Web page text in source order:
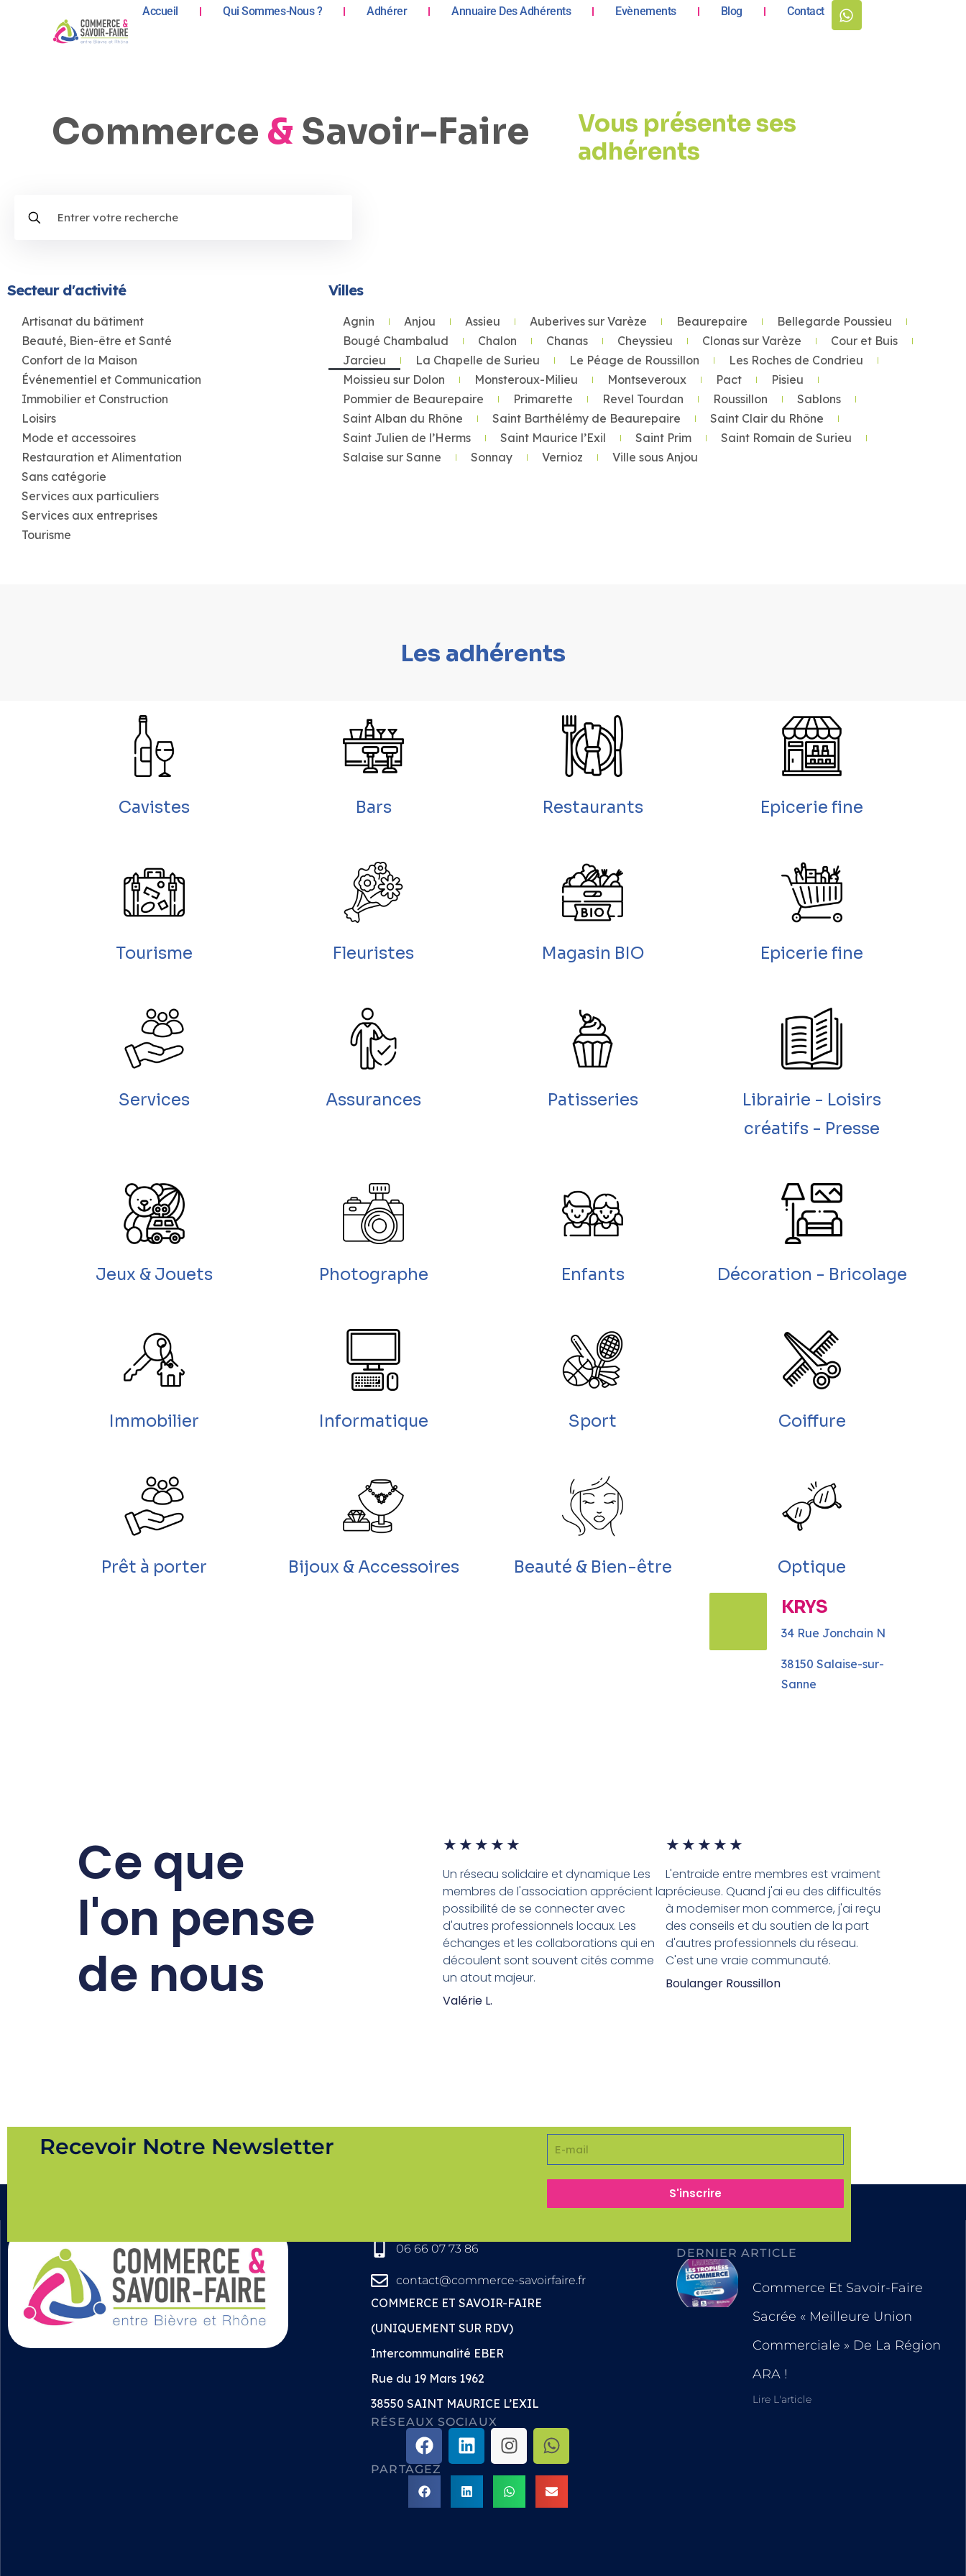
Accueil Qui Sommes-Nous ? Adhérer Annuaire Des Adhérents Evènements Blog Contact
Commerce & Savoir-Faire
Vous présente ses
adhérents
Secteur d'activité
Artisanat du bâtiment
Beauté, Bien-être et Santé
Confort de la Maison
Événementiel et Communication
Immobilier et Construction
Loisirs
Mode et accessoires
Restauration et Alimentation
Sans catégorie
Services aux particuliers
Services aux entreprises
Tourisme
Villes
Agnin Anjou Assieu Auberives sur Varèze Beaurepaire
Bellegarde Poussieu
Bougé Chambalud
Chalon Chanas Cheyssieu Clonas sur Varèze
Cour et Buis
Jarcieu
La Chapelle de Surieu Le Péage de Roussillon
Les Roches de Condrieu
Moissieu sur Dolon
Monsteroux-Milieu Montseveroux Pact
Pisieu
Pommier de Beaurepaire
Primarette Revel Tourdan Roussillon
Sablons
Saint Alban du Rhône
Saint Barthélémy de Beaurepaire
Saint Clair du Rhône
Saint Julien de l’Herms
Saint Maurice l’Exil Saint Prim
Saint Romain de Surieu
Salaise sur Sanne
Sonnay Vernioz Ville sous Anjou
Les adhérents
Cavistes Bars Restaurants Epicerie fine
Tourisme Fleuristes Magasin BIO Epicerie fine
Services Assurances Patisseries
Librairie - Loisirs
créatifs - Presse
Jeux & Jouets Photographe Enfants Décoration - Bricolage
Immobilier Informatique Sport Coiffure
Prêt à porter Bijoux & Accessoires Beauté & Bien-être Optique
KRYS
34 Rue Jonchain N
38150 Salaise-sur-
Sanne
Ce que
l'on pense
de nous
★ ★ ★ ★ ★
Un réseau solidaire et dynamique Les
membres de l'association apprécient la
possibilité de se connecter avec
d'autres professionnels locaux. Les
échanges et les collaborations qui en
découlent sont souvent cités comme
un atout majeur.
Valérie L.
★ ★ ★ ★ ★
L'entraide entre membres est vraiment
précieuse. Quand j'ai eu des difficultés
à moderniser mon commerce, j'ai reçu
des conseils et du soutien de la part
d'autres professionnels du réseau.
C'est une vraie communauté.
Boulanger Roussillon
Recevoir Notre Newsletter
S'inscrire
06 66 07 73 86
contact@commerce-savoirfaire.fr
COMMERCE ET SAVOIR-FAIRE
(UNIQUEMENT SUR RDV)
Intercommunalité EBER
Rue du 19 Mars 1962
38550 SAINT MAURICE L’EXIL
RÉSEAUX SOCIAUX
PARTAGEZ
DERNIER ARTICLE
Commerce Et Savoir-Faire
Sacrée « Meilleure Union
Commerciale » De La Région
ARA !
Lire L'article